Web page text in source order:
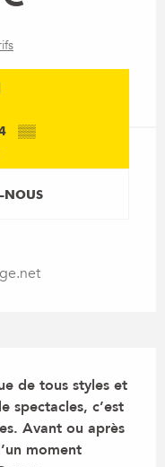
▒▒
NOUS
de tous styles et
spectacles, c’est
Avant ou après
moment